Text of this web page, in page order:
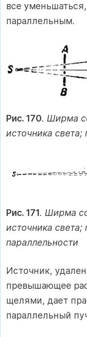
все
параллельным.
Рис. 170. Ширма
источника
Рис. 171. Ширма
источника света;
параллельности
Источник,
превышающее
щелями, дает
параллельный